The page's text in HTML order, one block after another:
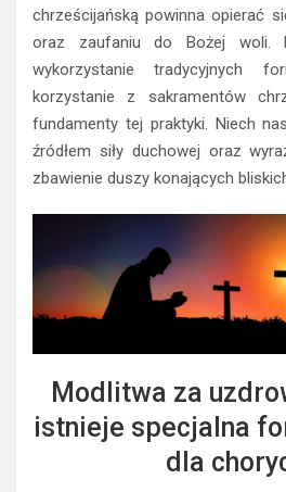
chrześcijańską powinna opierać
oraz zaufaniu do Bożej woli.
wykorzystanie tradycyjnych
korzystanie z sakramentów
fundamenty tej praktyki. Niech
źródłem siły duchowej oraz
zbawienie duszy konających
Modlitwa za
istnieje specjalna
dla